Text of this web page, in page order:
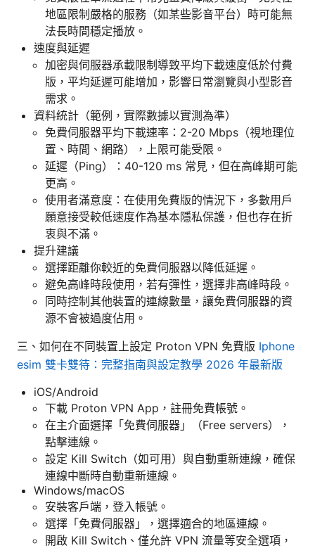
地區限制嚴格的服務（如某些影音平台）時可能無
法長時間穩定播放。
速度與延遲
加密與伺服器承載限制導致平均下載速度低於付費
版，平均延遲可能增加，影響日常瀏覽與小型影音
需求。
資料統計（範例，實際數據以實測為準）
免費伺服器平均下載速率：2-20 Mbps（視地理位
置、時間、網路），上限可能受限。
延遲（Ping）：40-120 ms 常見，但在高峰期可能
更高。
使用者滿意度：在使用免費版的情況下，多數用戶
願意接受較低速度作為基本隱私保護，但也存在折
衷與不滿。
提升建議
選擇距離你較近的免費伺服器以降低延遲。
避免高峰時段使用，若有彈性，選擇非高峰時段。
同時控制其他裝置的連線數量，讓免費伺服器的資
源不會被過度佔用。
三、如何在不同裝置上設定 Proton VPN 免費版 Iphone
esim 雙卡雙待：完整指南與設定教學 2026 年最新版
iOS/Android
下載 Proton VPN App，註冊免費帳號。
在主介面選擇「免費伺服器」（Free servers），
點擊連線。
設定 Kill Switch（如可用）與自動重新連線，確保
連線中斷時自動重新連線。
Windows/macOS
安裝客戶端，登入帳號。
選擇「免費伺服器」，選擇適合的地區連線。
開啟 Kill Switch、僅允許 VPN 流量等安全選項，